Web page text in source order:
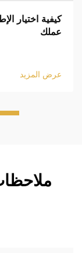
كيفية اختيار
عملك
عرض المزيد